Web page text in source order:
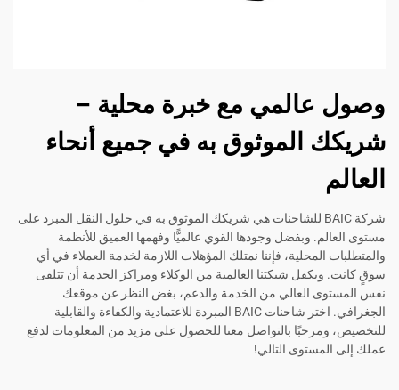
وصول عالمي مع خبرة محلية –
شريكك الموثوق به في جميع أنحاء
العالم
شركة BAIC للشاحنات هي شريكك الموثوق به في حلول النقل المبرد على
مستوى العالم. وبفضل وجودها القوي عالميًّا وفهمها العميق للأنظمة
والمتطلبات المحلية، فإننا نمتلك المؤهلات اللازمة لخدمة العملاء في أي
سوقٍ كانت. ويكفل شبكتنا العالمية من الوكلاء ومراكز الخدمة أن تتلقى
نفس المستوى العالي من الخدمة والدعم، بغض النظر عن موقعك
الجغرافي. اختر شاحنات BAIC المبردة للاعتمادية والكفاءة والقابلية
للتخصيص، ومرحبًا بالتواصل معنا للحصول على مزيد من المعلومات لدفع
عملك إلى المستوى التالي!